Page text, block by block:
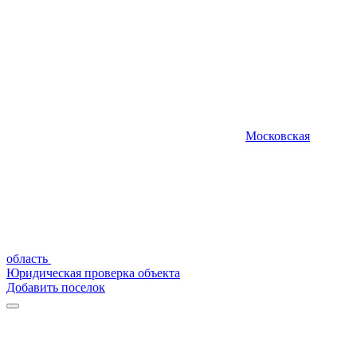
Московская
область
Юридическая проверка объекта
Добавить поселок